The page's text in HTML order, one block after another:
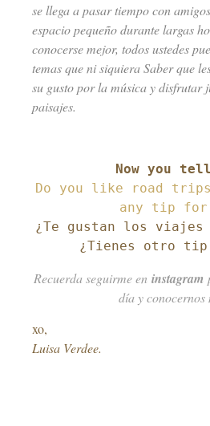
se llega a pasar tiempo con
espacio pequeño durante largas
conocerse mejor, todos ustedes
temas que ni siquiera Saber que
su gusto por la música y disfrutar
paisajes.
Do you like road
¿Te gustan los viajes
¿Tienes otro tip
Recuerda seguirme en instagram
día y conocernos
xo,
Luisa Verdee.